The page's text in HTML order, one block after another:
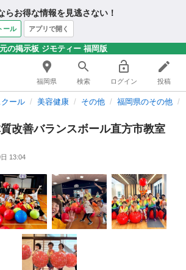
らお得な情報を見逃さない！
ール アプリで開く
の掲示板 ジモティー 福岡版
福岡県 検索 ログイン 投稿
ール 美容健康 その他 福岡県のその他
質改善バランスボール直方市教室
13:04